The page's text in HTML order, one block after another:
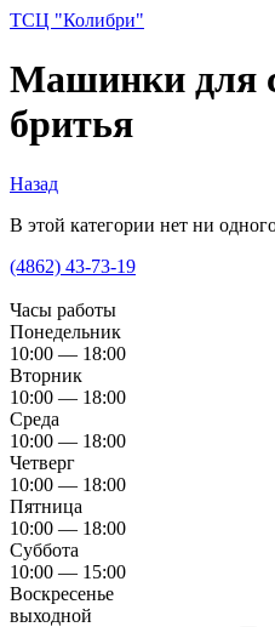
ТСЦ "Колибри"
Машинки для
бритья
Назад
В этой категории нет ни
(4862) 43-73-19
Часы работы
Понедельник
10:00 — 18:00
Вторник
10:00 — 18:00
Среда
10:00 — 18:00
Четверг
10:00 — 18:00
Пятница
10:00 — 18:00
Суббота
10:00 — 15:00
Воскресенье
выходной